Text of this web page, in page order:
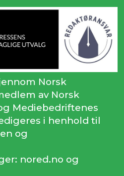
Norsk
av Norsk
Mediebedriftenes
i henhold til
og
nored.no og